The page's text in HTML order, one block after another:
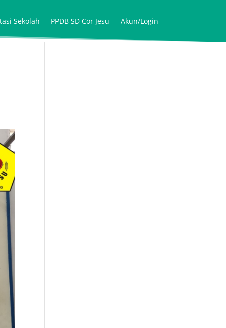
Sekolah PPDB SD Cor Jesu Akun/Login